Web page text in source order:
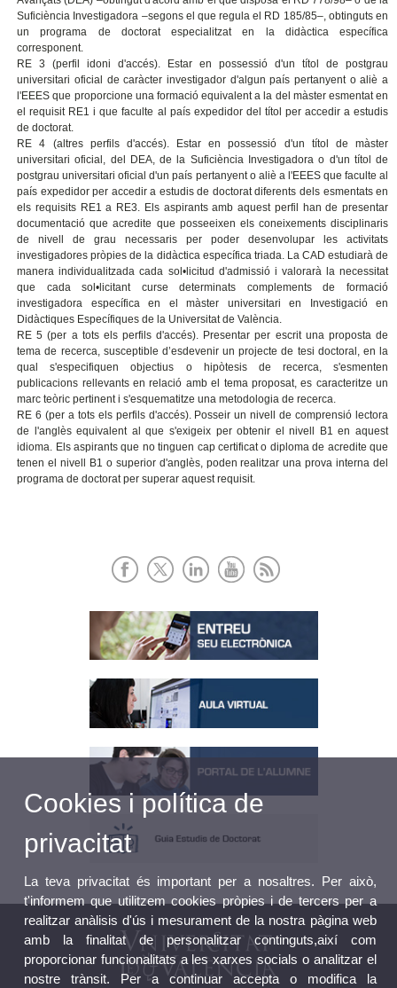
Suficiència Investigadora –segons el que regula el RD 185/85–, obtinguts en
un programa de doctorat especialitzat en la didàctica específica
corresponent.
RE 3 (perfil idoni d'accés). Estar en possessió d'un títol de postgrau
universitari oficial de caràcter investigador d'algun país pertanyent o aliè a
l'EEES que proporcione una formació equivalent a la del màster esmentat en
el requisit RE1 i que faculte al país expedidor del títol per accedir a estudis
de doctorat.
RE 4 (altres perfils d'accés). Estar en possessió d'un títol de màster
universitari oficial, del DEA, de la Suficiència Investigadora o d'un títol de
postgrau universitari oficial d'un país pertanyent o aliè a l'EEES que faculte al
país expedidor per accedir a estudis de doctorat diferents dels esmentats en
els requisits RE1 a RE3. Els aspirants amb aquest perfil han de presentar
documentació que acredite que posseeixen els coneixements disciplinaris
de nivell de grau necessaris per poder desenvolupar les activitats
investigadores pròpies de la didàctica específica triada. La CAD estudiarà de
manera individualitzada cada sol•licitud d'admissió i valorarà la necessitat
que cada sol•licitant curse determinats complements de formació
investigadora específica en el màster universitari en Investigació en
Didàctiques Específiques de la Universitat de València.
RE 5 (per a tots els perfils d'accés). Presentar per escrit una proposta de
tema de recerca, susceptible d’esdevenir un projecte de tesi doctoral, en la
qual s'especifiquen objectius o hipòtesis de recerca, s'esmenten
publicacions rellevants en relació amb el tema proposat, es caracteritze un
marc teòric pertinent i s'esquematitze una metodologia de recerca.
RE 6 (per a tots els perfils d'accés). Posseir un nivell de comprensió lectora
de l'anglès equivalent al que s'exigeix per obtenir el nivell B1 en aquest
idioma. Els aspirants que no tinguen cap certificat o diploma de acredite que
tenen el nivell B1 o superior d'anglès, poden realitzar una prova interna del
programa de doctorat per superar aquest requisit.
Cookies i política de
privacitat
La teva privacitat és important per a nosaltres. Per això,
t'informem que utilitzem cookies pròpies i de tercers per a
realitzar anàlisis d'ús i mesurament de la nostra pàgina web
amb la finalitat de personalitzar continguts,així com
proporcionar funcionalitats a les xarxes socials o analitzar el
nostre trànsit. Per a continuar accepta o modifica la